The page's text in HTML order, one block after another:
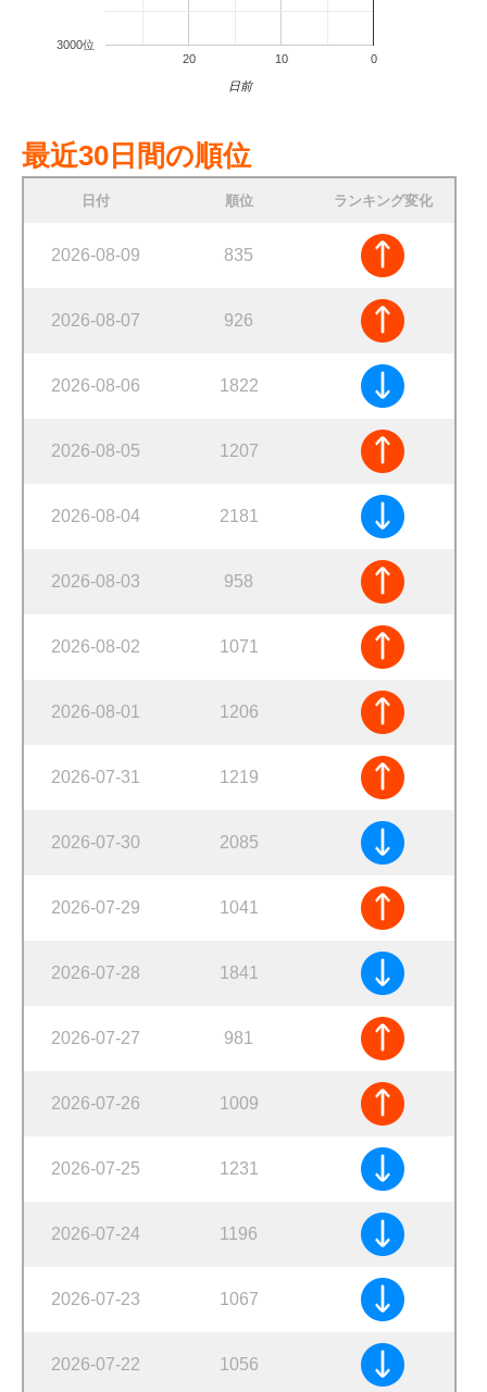
20 10 0
3000位
日前
最近30日間の順位
日付 順位 ランキング変化
2026-08-09 835
2026-08-07 926
2026-08-06 1822
2026-08-05 1207
2026-08-04 2181
2026-08-03 958
2026-08-02 1071
2026-08-01 1206
2026-07-31 1219
2026-07-30 2085
2026-07-29 1041
2026-07-28 1841
2026-07-27 981
2026-07-26 1009
2026-07-25 1231
2026-07-24 1196
2026-07-23 1067
2026-07-22 1056